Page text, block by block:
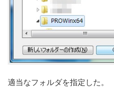
適当なフォルダを指定した。